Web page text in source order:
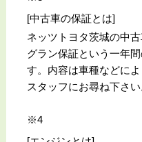
[中古車の保証とは]
ネッツトヨタ茨城の中
グラン保証という一年
す。内容は車種などに
スタッフにお尋ね下さい
※4